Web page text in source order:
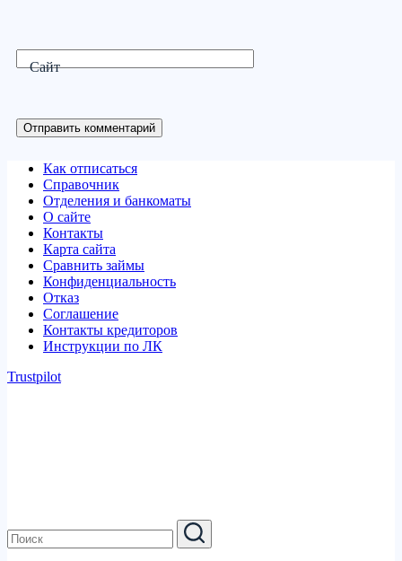
Сайт
Отправить комментарий
Как отписаться
Справочник
Отделения и банкоматы
О сайте
Контакты
Карта сайта
Сравнить займы
Конфиденциальность
Отказ
Соглашение
Контакты кредиторов
Инструкции по ЛК
Trustpilot